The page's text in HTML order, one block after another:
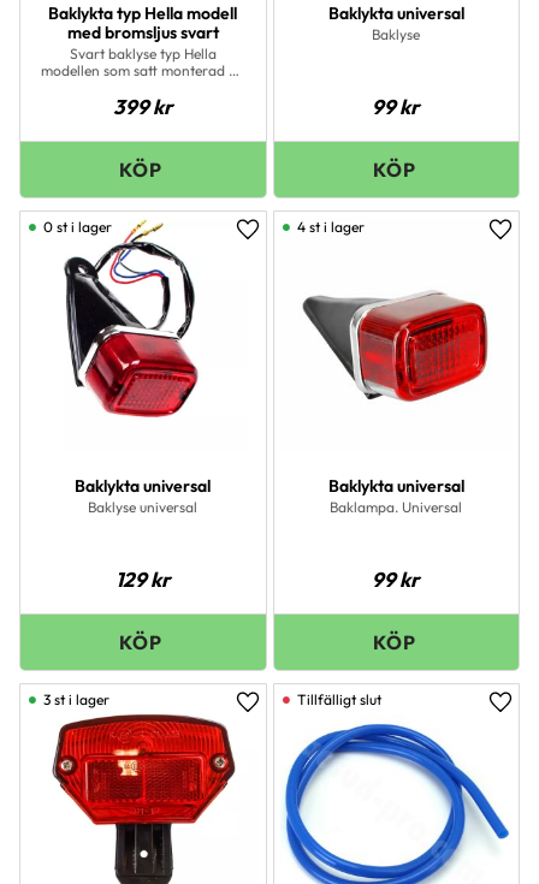
Baklykta typ Hella modell
med bromsljus svart
Svart baklyse typ Hella
modellen som satt monterad på
399kr
Baklykta universal
Baklyse
99kr
Baklykta universal
Baklyse universal
129kr
Lägg till i favoriter
0 st i lager
Baklykta universal
Baklampa. Universal
99kr
4 st i lager
Lägg till i favoriter
3 st i lager